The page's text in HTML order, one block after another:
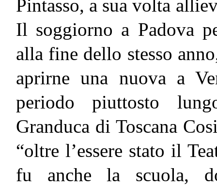
Pintasso, a sua volta
Il soggiorno a Padova
alla fine dello stesso
aprirne una nuova a
periodo piuttosto
Granduca di Toscana
“oltre l’essere stato il
fu anche la scuola,